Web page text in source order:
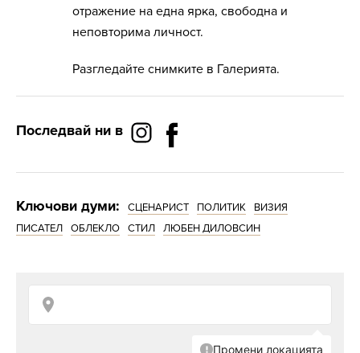
отражение на една ярка, свободна и
неповторима личност.
Разгледайте снимките в Галерията.
Последвай ни в
Ключови думи: СЦЕНАРИСТ ПОЛИТИК
ВИЗИЯ
ПИСАТЕЛ
ОБЛЕКЛО СТИЛ ЛЮБЕН ДИЛОВСИН